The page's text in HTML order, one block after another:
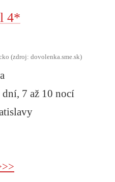
4*
(zdroj: dovolenka.sme.sk)
dní, 7 až 10 nocí